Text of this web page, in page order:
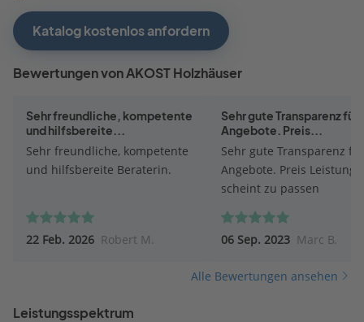
Katalog kostenlos anfordern
Bewertungen von AKOST Holzhäuser
Sehr freundliche, kompetente
und hilfsbereite...
Sehr freundliche, kompetente
und hilfsbereite Beraterin.
22 Feb. 2026 Robert M.
Sehr gute Transparenz für
Angebote. Preis...
Sehr gute Transparenz
Angebote. Preis Leistung
scheint zu passen
06 Sep. 2023 Marc B.
Alle Bewertungen ansehen
Leistungsspektrum